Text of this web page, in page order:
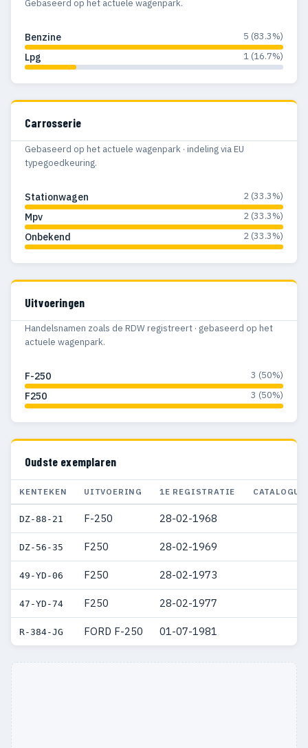
Gebaseerd op het actuele wagenpark.
Benzine 5 (83.3%)
Lpg 1 (16.7%)
Carrosserie
Gebaseerd op het actuele wagenpark · indeling via EU
typegoedkeuring.
Stationwagen 2 (33.3%)
Mpv 2 (33.3%)
Onbekend 2 (33.3%)
Uitvoeringen
Handelsnamen zoals de RDW registreert · gebaseerd op het
actuele wagenpark.
F-250 3 (50%)
F250 3 (50%)
Oudste exemplaren
KENTEKEN UITVOERING 1E REGISTRATIE
DZ-88-21 F-250 28-02-1968
DZ-56-35 F250 28-02-1969
49-YD-06 F250 28-02-1973
47-YD-74 F250 28-02-1977
R-384-JG FORD F-250 01-07-1981